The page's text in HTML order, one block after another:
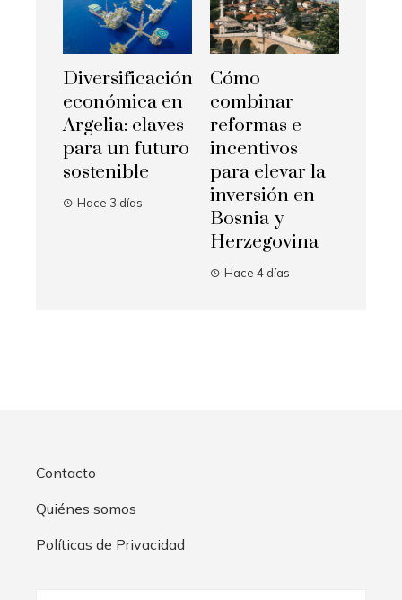
Diversificación
económica en
Argelia: claves
para un futuro
sostenible
Hace 3 días
Cómo
combinar
reformas e
incentivos
para elevar la
inversión en
Bosnia y
Herzegovina
Hace 4 días
Contacto
Quiénes somos
Políticas de Privacidad